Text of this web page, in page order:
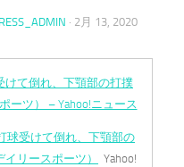
· 2月 13, 2020
けて倒れ、下顎部の打撲
ーツ） – Yahoo!ニュース
球受けて倒れ、下顎部の
リースポーツ）
Yahoo!